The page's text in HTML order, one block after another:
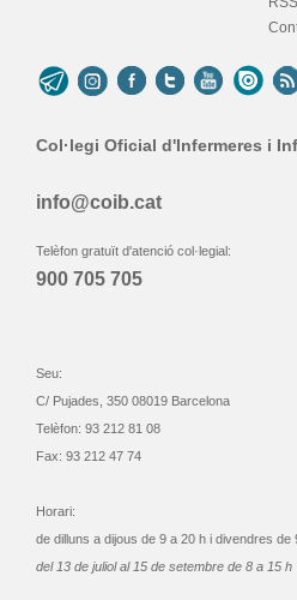
Col·legi Oficial d'Infermeres i
info@coib.cat
Telèfon gratuït d'atenció col·legial:
900 705 705
Seu:
C/ Pujades, 350 08019 Barcelona
Telèfon: 93 212 81 08
Fax: 93 212 47 74
Horari:
de dilluns a dijous de 9 a 20 h i divendres de
del 13 de juliol al 15 de setembre de 8 a 15 h